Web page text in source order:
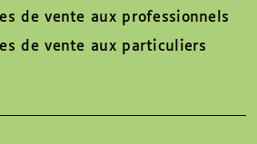
de vente aux professionnels
de vente aux particuliers